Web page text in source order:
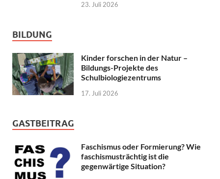
23. Juli 2026
BILDUNG
Kinder forschen in der Natur –
Bildungs-Projekte des
Schulbiologiezentrums
17. Juli 2026
GASTBEITRAG
Faschismus oder Formierung? Wie
faschismusträchtig ist die
gegenwärtige Situation?